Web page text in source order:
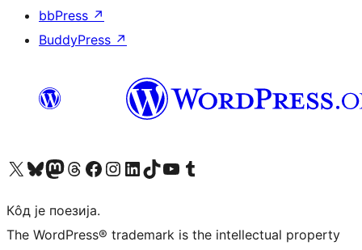
bbPress ↗
BuddyPress ↗
Visit our X (formerly Twitter) account
Посетите наш Bluesky налог
Visit our Mastodon account
Посетите наш налог на Threads-у Visit our Facebook page
Посетите наш Инстаграм налог
Visit our LinkedIn account
Посетите наш TikTok налог
Visit our YouTube channel
Посетите наш Tumblr налог
Кôд је поезија.
The WordPress® trademark is the intellectual property